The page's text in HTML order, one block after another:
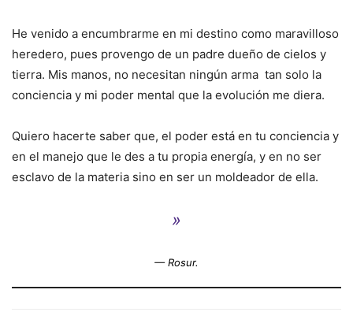
He venido a encumbrarme en mi destino como maravilloso
heredero, pues provengo de un padre dueño de cielos y
tierra. Mis manos, no necesitan ningún arma tan solo la
conciencia y mi poder mental que la evolución me diera.
Quiero hacerte saber que, el poder está en tu conciencia y
en el manejo que le des a tu propia energía, y en no ser
esclavo de la materia sino en ser un moldeador de ella.
»
— Rosur.